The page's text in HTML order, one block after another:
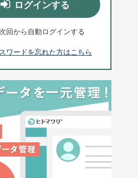
ログインする
次回から自動ログインする
ワードを忘れた方はこちら